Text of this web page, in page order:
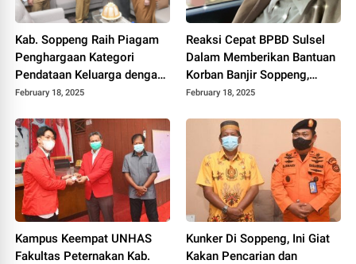
Kab. Soppeng Raih Piagam
Penghargaan Kategori
Pendataan Keluarga dengan
Pencapaian 100 % Target KK
BKKBN Pusat
February 18, 2025
Reaksi Cepat BPBD Sulsel
Dalam Memberikan Bantuan
Korban Banjir Soppeng,
Mendapat Apresiasi Dari Hj.
February 18, 2025
Kampus Keempat UNHAS
Fakultas Peternakan Kab.
Kunker Di Soppeng, Ini Giat
Kakan Pencarian dan